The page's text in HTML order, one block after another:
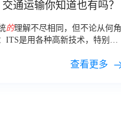
通运输你知道也有吗？
的理解不尽相同，但不论从何角
ITS是用各种高新技术，特别是
查看更多